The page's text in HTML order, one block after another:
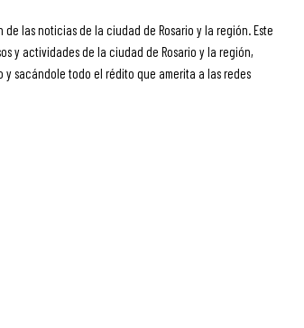
las noticias de la ciudad de Rosario y la región. Este
y actividades de la ciudad de Rosario y la región,
sacándole todo el rédito que amerita a las redes